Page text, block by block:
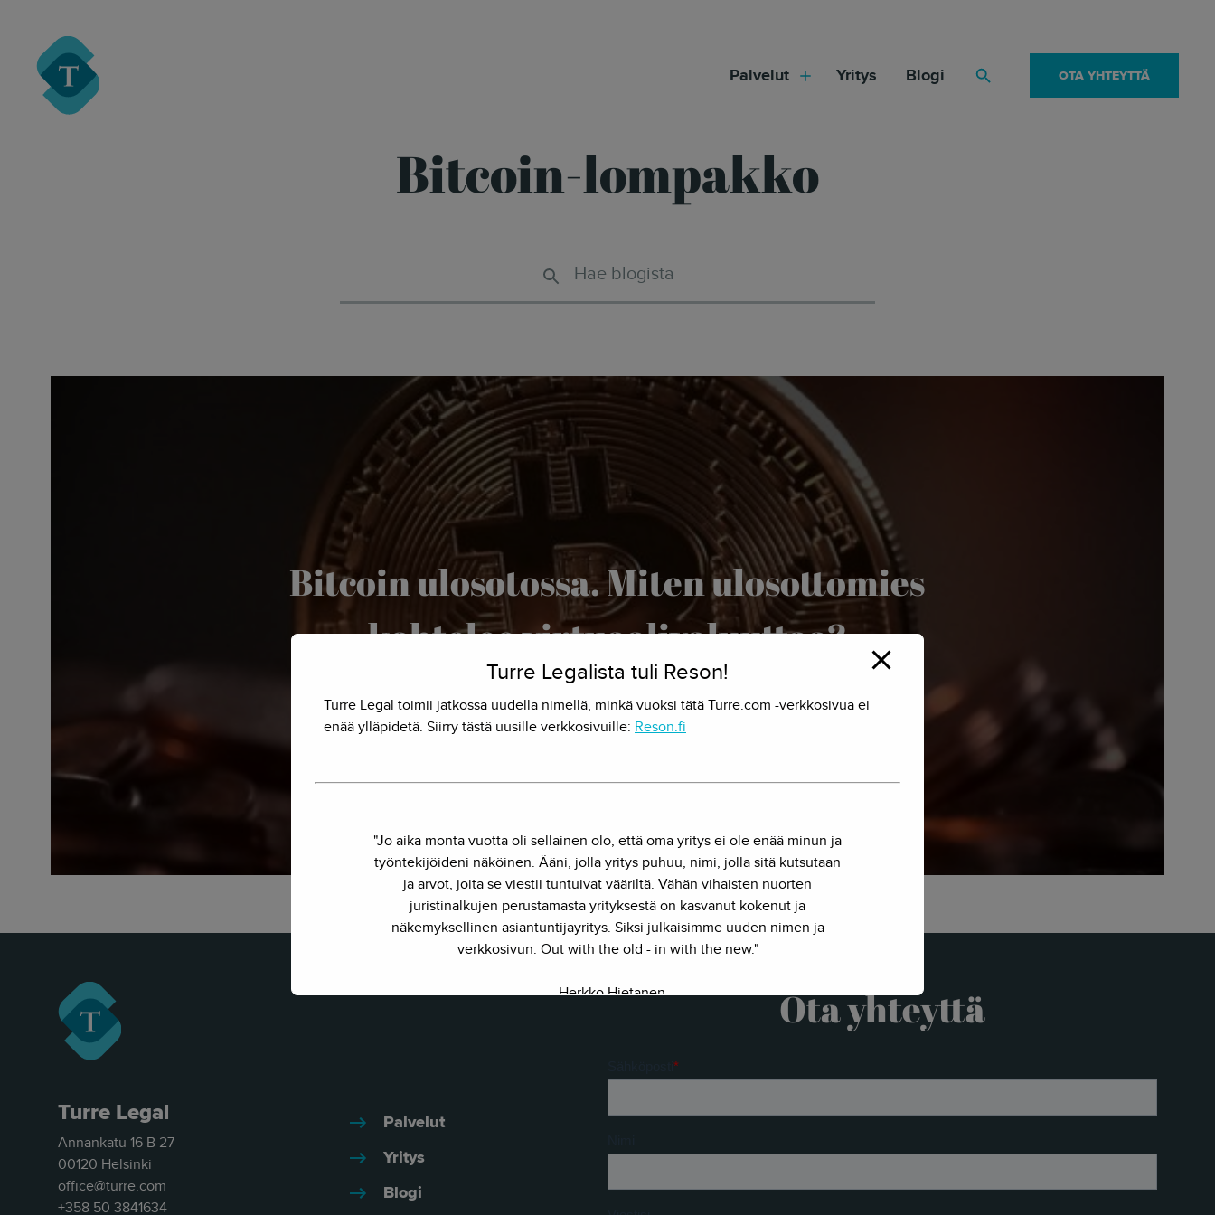
Turre Legal
Palvelut Yritys Blogi OTA YHTEYTTÄ
Bitcoin-lompakko
Hae blogista
Bitcoin ulosotossa. Miten ulosottomies
kohtelee virtuaalivaluuttaa?
28.7.2017 - Herkko Hietanen
Turre Legal
Annankatu 16 B 27
00120 Helsinki
office@turre.com
+358 50 3841634
Palvelut
Yritys
Blogi
Ota yhteyttä
Turre Legalista tuli Reson!
Turre Legal toimii jatkossa uudella nimellä, minkä vuoksi tätä Turre.com -verkkosivua ei
enää ylläpidetä. Siirry tästä uusille verkkosivuille: Reson.fi
"Jo aika monta vuotta oli sellainen olo, että oma yritys ei ole enää minun ja
työntekijöideni näköinen. Ääni, jolla yritys puhuu, nimi, jolla sitä kutsutaan
ja arvot, joita se viestii tuntuivat vääriltä. Vähän vihaisten nuorten
juristinalkujen perustamasta yrityksestä on kasvanut kokenut ja
näkemyksellinen asiantuntijayritys. Siksi julkaisimme uuden nimen ja
verkkosivun. Out with the old - in with the new."
- Herkko Hietanen